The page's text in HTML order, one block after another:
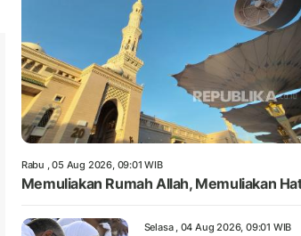
Rabu , 05 Aug 2026, 09:01 WIB
Memuliakan Rumah Allah, Memuliakan
Selasa , 04 Aug 2026, 09:01 WIB